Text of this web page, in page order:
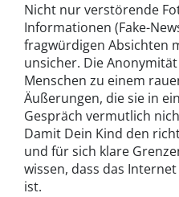
Nicht nur verstörende
Informationen (Fake-
fragwürdigen Absichten
unsicher. Die
Menschen zu einem
Äußerungen, die sie in
Gespräch vermutlich
Damit Dein Kind den
und für sich klare
wissen, dass das
ist.